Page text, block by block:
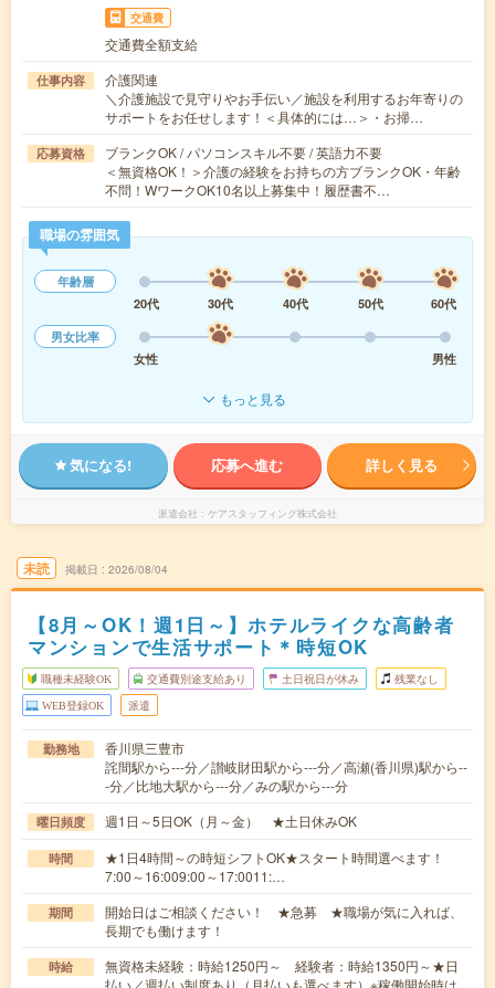
交通費
交通費全額支給
仕事内容
介護関連
＼介護施設で見守りやお手伝い／施設を利用するお年寄りの
サポートをお任せします！＜具体的には…＞・お掃…
応募資格
ブランクOK / パソコンスキル不要 / 英語力不要
＜無資格OK！＞介護の経験をお持ちの方ブランクOK・年齢
不問！WワークOK10名以上募集中！履歴書不…
職場の雰囲気
年齢層
20代
30代 40代 50代
60代
男女比率
女性
男性
もっと見る
気になる! 応募へ進む 詳しく見る
派遣会社 ケアスタッフィング株式会社
未読 掲載日 2026/08/04
【8月～OK！週1日～】ホテルライクな高齢者
マンションで生活サポート＊時短OK
職種未経験OK 交通費別途支給あり 土日祝日が休み 残業なし
WEB登録OK 派遣
勤務地
香川県三豊市
詫間駅から---分／讃岐財田駅から---分／高瀬(香川県)駅から--
-分／比地大駅から---分／みの駅から---分
曜日頻度 週1日～5日OK（月～金） ★土日休みOK
時間
★1日4時間～の時短シフトOK★スタート時間選べます！
7:00～16:009:00～17:0011:…
期間
開始日はご相談ください！ ★急募 ★職場が気に入れば、
長期でも働けます！
時給
無資格未経験：時給1250円～ 経験者：時給1350円～★日
払い／週払い制度あり（月払いも選べます）※稼働開始時は